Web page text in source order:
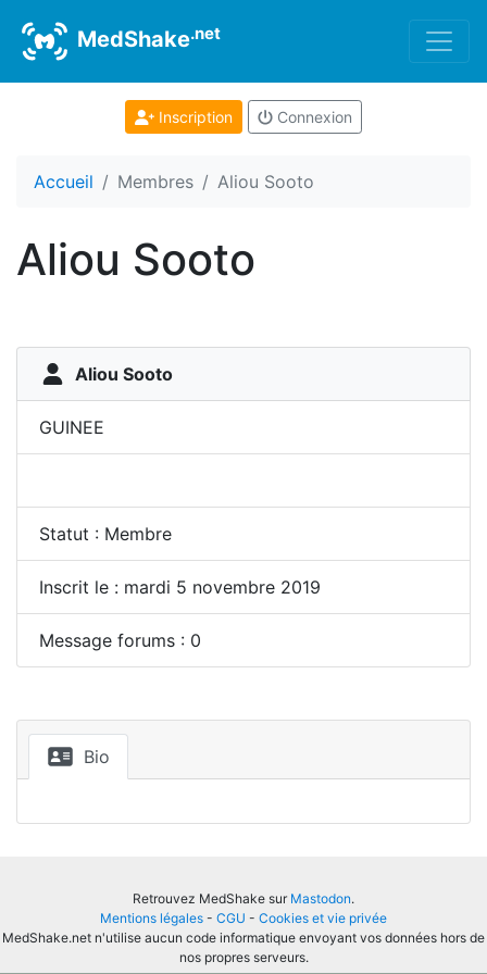
MedShake.net
Inscription Connexion
Accueil Membres Aliou Sooto
Aliou Sooto
Aliou Sooto
GUINEE
Statut : Membre
Inscrit le : mardi 5 novembre 2019
Message forums : 0
Bio
Retrouvez MedShake sur Mastodon.
Mentions légales - CGU - Cookies et vie privée
MedShake.net n'utilise aucun code informatique envoyant vos données hors de
nos propres serveurs.